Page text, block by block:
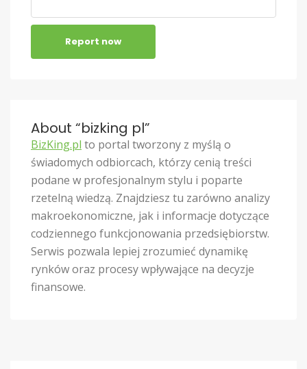
Report now
About “bizking pl”
BizKing.pl to portal tworzony z myślą o
świadomych odbiorcach, którzy cenią treści
podane w profesjonalnym stylu i poparte
rzetelną wiedzą. Znajdziesz tu zarówno analizy
makroekonomiczne, jak i informacje dotyczące
codziennego funkcjonowania przedsiębiorstw.
Serwis pozwala lepiej zrozumieć dynamikę
rynków oraz procesy wpływające na decyzje
finansowe.